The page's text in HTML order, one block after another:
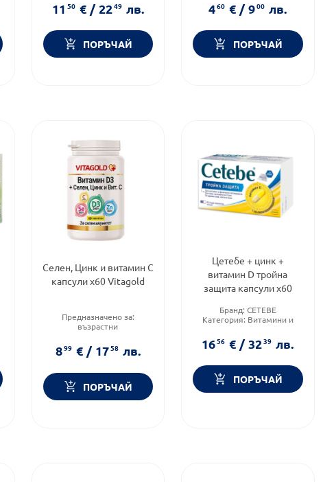
Форма на продукта:
1150 € / 2249 лв.
ПОРЪЧАЙ
възрастни
460 € / 900 лв.
ПОРЪЧАЙ
Селен, Цинк и витамин C
капсули х60 Vitagold
Предназначено за:
възрастни
Форма на продукта:
899 € / 1758 лв.
ПОРЪЧАЙ
Цетебе + цинк +
витамин D тройна
защита капсули х60
Бранд: CETEBE
Категория: Витамини и
Приложение: орално
1656 € / 3239 лв.
ПОРЪЧАЙ